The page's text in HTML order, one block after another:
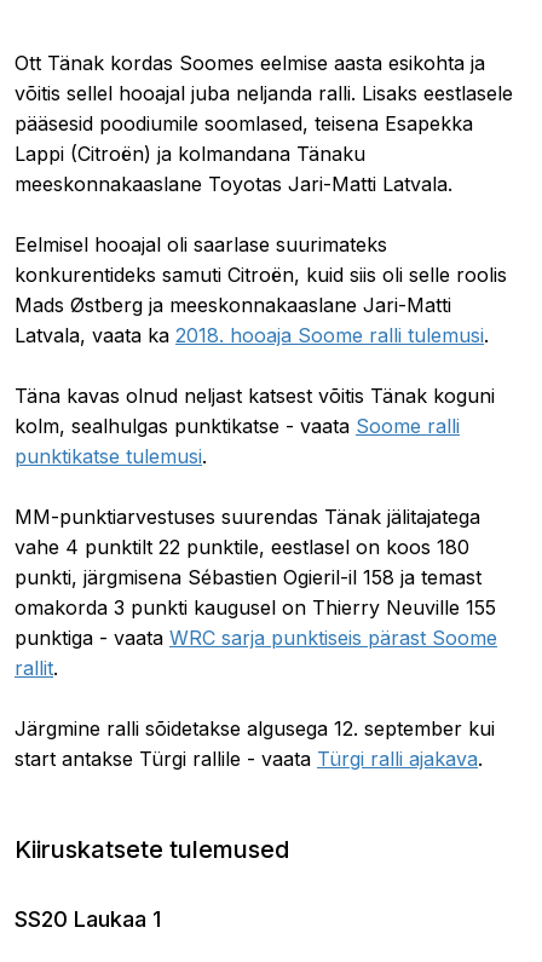
Ott Tänak kordas Soomes eelmise aasta esikohta ja
võitis sellel hooajal juba neljanda ralli. Lisaks eestlasele
pääsesid poodiumile soomlased, teisena Esapekka
Lappi (Citroën) ja kolmandana Tänaku
meeskonnakaaslane Toyotas Jari-Matti Latvala.
Eelmisel hooajal oli saarlase suurimateks
konkurentideks samuti Citroën, kuid siis oli selle roolis
Mads Østberg ja meeskonnakaaslane Jari-Matti
Latvala, vaata ka 2018. hooaja Soome ralli tulemusi.
Täna kavas olnud neljast katsest võitis Tänak koguni
kolm, sealhulgas punktikatse - vaata Soome ralli
punktikatse tulemusi.
MM-punktiarvestuses suurendas Tänak jälitajatega
vahe 4 punktilt 22 punktile, eestlasel on koos 180
punkti, järgmisena Sébastien Ogieril-il 158 ja temast
omakorda 3 punkti kaugusel on Thierry Neuville 155
punktiga - vaata WRC sarja punktiseis pärast Soome
rallit.
Järgmine ralli sõidetakse algusega 12. september kui
start antakse Türgi rallile - vaata Türgi ralli ajakava.
Kiiruskatsete tulemused
SS20 Laukaa 1